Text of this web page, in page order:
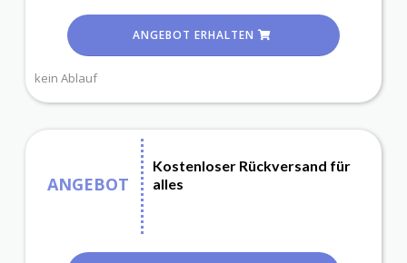
ANGEBOT ERHALTEN
kein Ablauf
ANGEBOT
Kostenloser Rückversand für
alles